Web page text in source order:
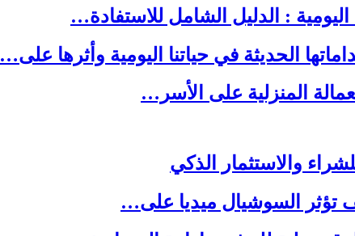
الحديثة في حياتنا اليومية وأثرها على…
المنزلية على الأسر…